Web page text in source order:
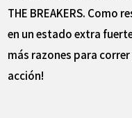
THE BREAKERS. Como
en un estado extra
más razones para
acción!